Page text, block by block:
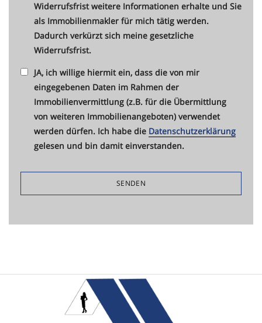
Widerrufsfrist weitere Informationen erhalte und Sie
als Immobilienmakler für mich tätig werden.
Dadurch verkürzt sich meine gesetzliche
Widerrufsfrist.
JA, ich willige hiermit ein, dass die von mir
eingegebenen Daten im Rahmen der
Immobilienvermittlung (z.B. für die Übermittlung
von weiteren Immobilienangeboten) verwendet
werden dürfen. Ich habe die Datenschutzerklärung
gelesen und bin damit einverstanden.